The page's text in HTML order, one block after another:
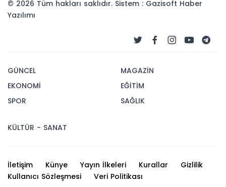
SELZEDELERE DESTEK
TEŞEKKÜRÜ, SİLİFKE İÇİN
ÇAĞRISI
301OKUNMA